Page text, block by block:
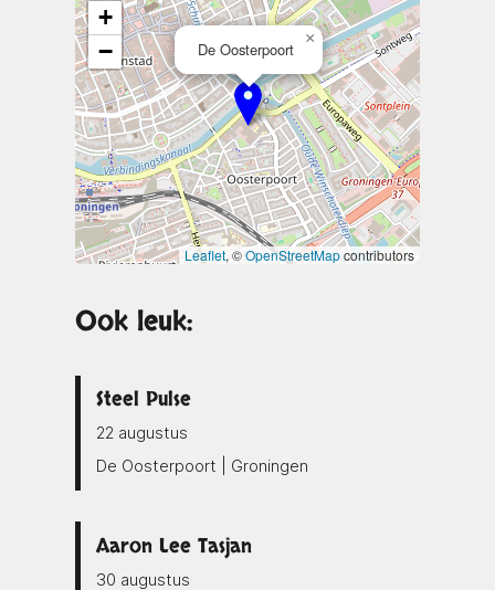
De Oosterpoort
×
+
−
Leaflet, ©OpenStreetMapcontributors
Ook leuk:
Steel Pulse
22 augustus
De Oosterpoort | Groningen
Aaron Lee Tasjan
30 augustus